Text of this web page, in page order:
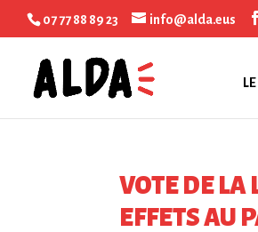
07 77 88 89 23 info@alda.eus
VOTE DE
EFFETS AU